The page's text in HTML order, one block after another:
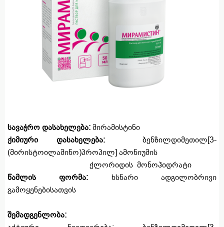
სავაჭრო დასახელება: მირამისტინი
ქიმიური დასახელება: ბენზილდიმეთილ[3-
(მირისტოილამინო)პროპილ] ამონიუმის
ქლორიდის მონოჰიდრატი
წამლის ფორმა: ხსნარი ადგილობრივი
გამოყენებისათვის
შემადგენლობა: